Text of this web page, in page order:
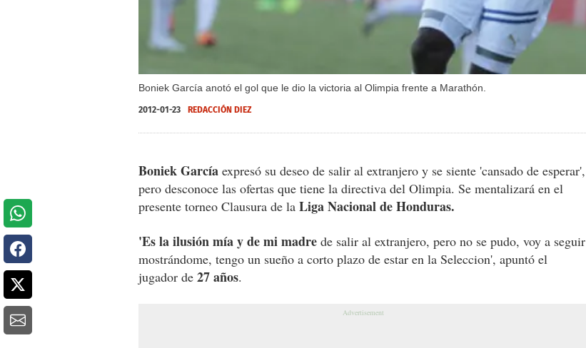
Boniek García anotó el gol que le dio la victoria al Olimpia frente a Marathón.
2012-01-23 REDACCIÓN DIEZ
Boniek García expresó su deseo de salir al extranjero y se siente 'cansado de esperar',
pero desconoce las ofertas que tiene la directiva del Olimpia. Se mentalizará en el
presente torneo Clausura de la Liga Nacional de Honduras.
'Es la ilusión mía y de mi madre de salir al extranjero, pero no se pudo, voy a seguir
mostrándome, tengo un sueño a corto plazo de estar en la Seleccion', apuntó el
jugador de 27 años.